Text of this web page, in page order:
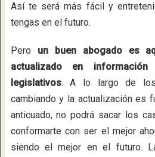
Así te será más fácil y
tengas en el futuro.
Pero un buen abogado es
actualizado en
legislativos. A lo largo de
cambiando y la actualización es
anticuado, no podrá sacar los
conformarte con ser el mejor
siendo el mejor en el futuro.